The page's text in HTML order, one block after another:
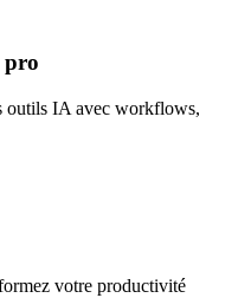
pro
outils IA avec workflows,
votre productivité